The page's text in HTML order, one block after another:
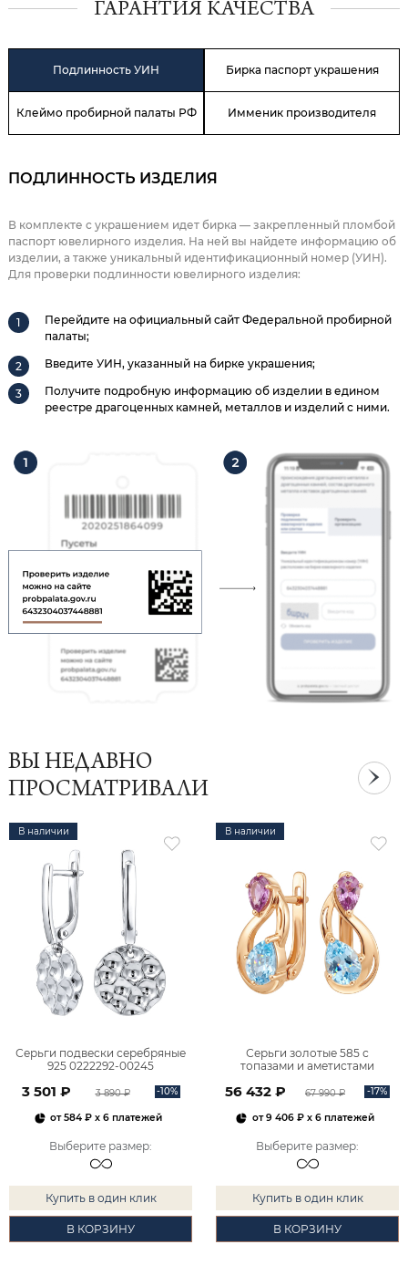
ГАРАНТИЯ КАЧЕСТВА
Подлинность УИН Бирка паспорт украшения
Клеймо пробирной палаты РФ Имменик производителя
ПОДЛИННОСТЬ ИЗДЕЛИЯ
В комплекте с украшением идет бирка — закрепленный пломбой
паспорт ювелирного изделия. На ней вы найдете информацию об
изделии, а также уникальный идентификационный номер (УИН).
Для проверки подлинности ювелирного изделия:
Перейдите на официальный сайт Федеральной пробирной
палаты;
Введите УИН, указанный на бирке украшения;
Получите подробную информацию об изделии в едином
реестре драгоценных камней, металлов и изделий с ними.
ВЫ НЕДАВНО
ПРОСМАТРИВАЛИ
В наличии
Серьги подвески серебряные
925 0222292-00245
3 501 ₽ 3 890 ₽ -10%
от584 ₽ x 6 платежей
Выберите размер:
Купить в один клик
В КОРЗИНУ
В наличии
Серьги золотые 585 с
топазами и аметистами
56 432 ₽ 67 990 ₽ -17%
от9 406 ₽x 6 платежей
Выберите размер:
Купить в один клик
В КОРЗИНУ